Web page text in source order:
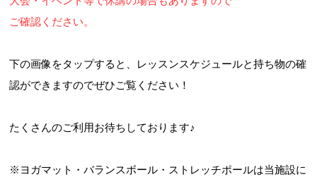
ご確認ください。
下の画像をタップすると、レッスンスケジュールと持ち物の確
認ができますのでぜひご覧ください！
たくさんのご利用お待ちしております♪
※ヨガマット・バランスボール・ストレッチポールは当施設に